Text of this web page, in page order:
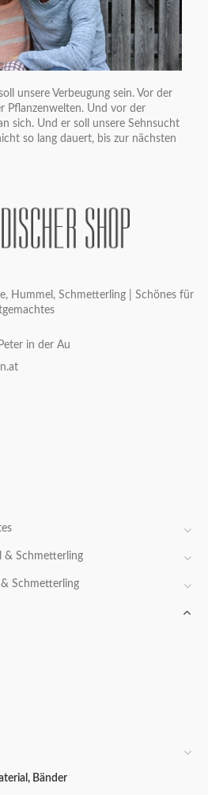
unsere Verbeugung sein. Vor der
Pflanzenwelten. Und vor der
sich. Und er soll unsere Sehnsucht
so lang dauert, bis zur nächsten
Hummel, Schmetterling | Schönes für
in der Au
& Schmetterling
Schmetterling
Bänder